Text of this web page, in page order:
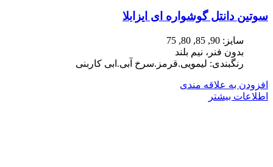
سوتین دانتل گوشواره ای ایزابلا
سایز: 90, 85, 80, 75
بدون فنر، نیم بلند
رنگبندی: لیمویی.قرمز.سرخ آبی.ابی کاربنی
افزودن به علاقه مندی
اطلاعات بیشتر